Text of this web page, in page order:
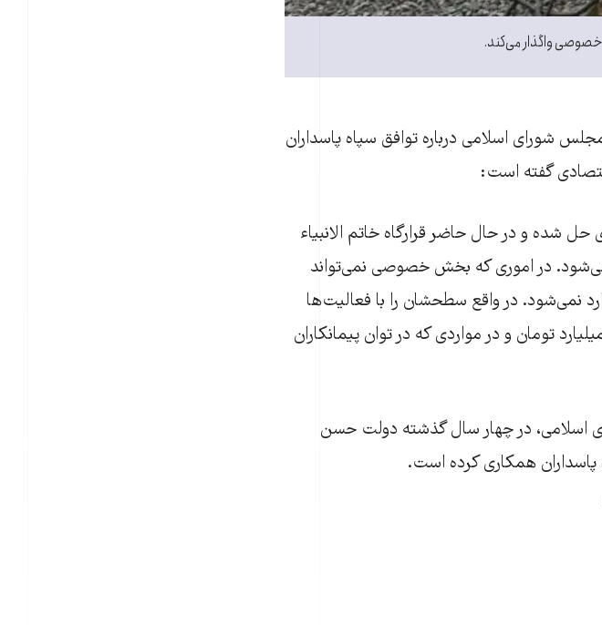
شورای اسلامی درباره توافق سپاه پاسداران
گفته است:
شده و در حال حاضر قرارگاه خاتم الانبیاء
نمی‌شود. در اموری که بخش خصوصی نمی‌تواند
نمی‌شود. در واقع سطحشان را با فعالیت‌ها
کرده‌اند. مثلاً دیگر در قراردهای ۵۰، ۱۰۰ یا ۲۰۰ میلیارد تومان و در مواردی که در توان پیمانکاران
اسلامی، در چهار سال گذشته دولت حسن
پاسداران همکاری کرده است.